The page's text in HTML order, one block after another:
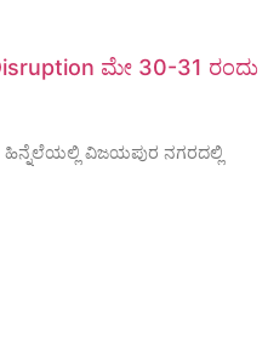
ಮೇ 30-31 ರಂದು
ಹಿನ್ನೆಲೆಯಲ್ಲಿ ವಿಜಯಪುರ ನಗರದಲ್ಲಿ